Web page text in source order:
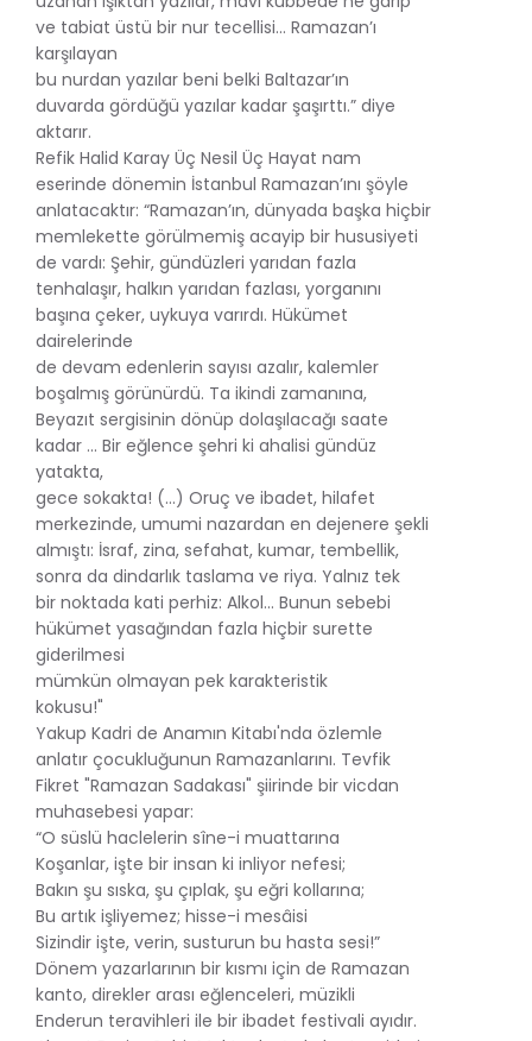
ve tabiat üstü bir nur tecellisi... Ramazan’ı
karşılayan
bu nurdan yazılar beni belki Baltazar’ın
duvarda gördüğü yazılar kadar şaşırttı.” diye
aktarır.
Refik Halid Karay Üç Nesil Üç Hayat nam
eserinde dönemin İstanbul Ramazan’ını şöyle
anlatacaktır: “Ramazan’ın, dünyada başka hiçbir
memlekette görülmemiş acayip bir hususiyeti
de vardı: Şehir, gündüzleri yarıdan fazla
tenhalaşır, halkın yarıdan fazlası, yorganını
başına çeker, uykuya varırdı. Hükümet
dairelerinde
de devam edenlerin sayısı azalır, kalemler
boşalmış görünürdü. Ta ikindi zamanına,
Beyazıt sergisinin dönüp dolaşılacağı saate
kadar ... Bir eğlence şehri ki ahalisi gündüz
yatakta,
gece sokakta! (...) Oruç ve ibadet, hilafet
merkezinde, umumi nazardan en dejenere şekli
almıştı: İsraf, zina, sefahat, kumar, tembellik,
sonra da dindarlık taslama ve riya. Yalnız tek
bir noktada kati perhiz: Alkol... Bunun sebebi
hükümet yasağından fazla hiçbir surette
giderilmesi
mümkün olmayan pek karakteristik
kokusu!"
Yakup Kadri de Anamın Kitabı'nda özlemle
anlatır çocukluğunun Ramazanlarını. Tevfik
Fikret "Ramazan Sadakası" şiirinde bir vicdan
muhasebesi yapar:
“O süslü haclelerin sîne-i muattarına
Koşanlar, işte bir insan ki inliyor nefesi;
Bakın şu sıska, şu çıplak, şu eğri kollarına;
Bu artık işliyemez; hisse-i mesâisi
Sizindir işte, verin, susturun bu hasta sesi!”
Dönem yazarlarının bir kısmı için de Ramazan
kanto, direkler arası eğlenceleri, müzikli
Enderun teravihleri ile bir ibadet festivali ayıdır.